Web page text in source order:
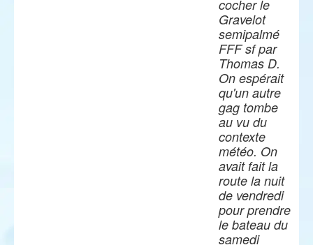
cocher le
Gravelot
semipalmé
FFF sf par
Thomas D.
On espérait
qu'un autre
gag tombe
au vu du
contexte
météo. On
avait fait la
route la nuit
de vendredi
pour prendre
le bateau du
samedi